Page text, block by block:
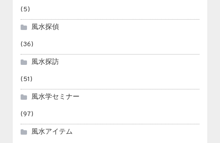
(5)
風水探偵
(36)
風水探訪
(51)
風水学セミナー
(97)
風水アイテム